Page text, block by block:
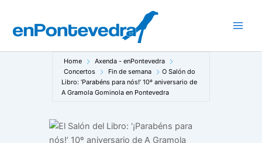
contido
Home
Axenda - enPontevedra
Concertos
Fin de semana
O Salón do
Libro: ‘Parabéns para nós!’ 10º aniversario de
A Gramola Gominola en Pontevedra